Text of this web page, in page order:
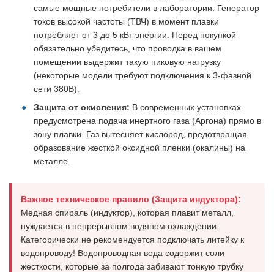
самые мощные потребители в лаборатории. Генератор
токов высокой частоты (ТВЧ) в момент плавки
потребляет от 3 до 5 кВт энергии. Перед покупкой
обязательно убедитесь, что проводка в вашем
помещении выдержит такую пиковую нагрузку
(некоторые модели требуют подключения к 3-фазной
сети 380В).
Защита от окисления: В современных установках
предусмотрена подача инертного газа (Аргона) прямо в
зону плавки. Газ вытесняет кислород, предотвращая
образование жесткой оксидной пленки (окалины) на
металле.
Важное техническое правило (Защита индуктора):
Медная спираль (индуктор), которая плавит металл,
нуждается в непрерывном водяном охлаждении.
Категорически не рекомендуется подключать литейку к
водопроводу! Водопроводная вода содержит соли
жесткости, которые за полгода забивают тонкую трубку